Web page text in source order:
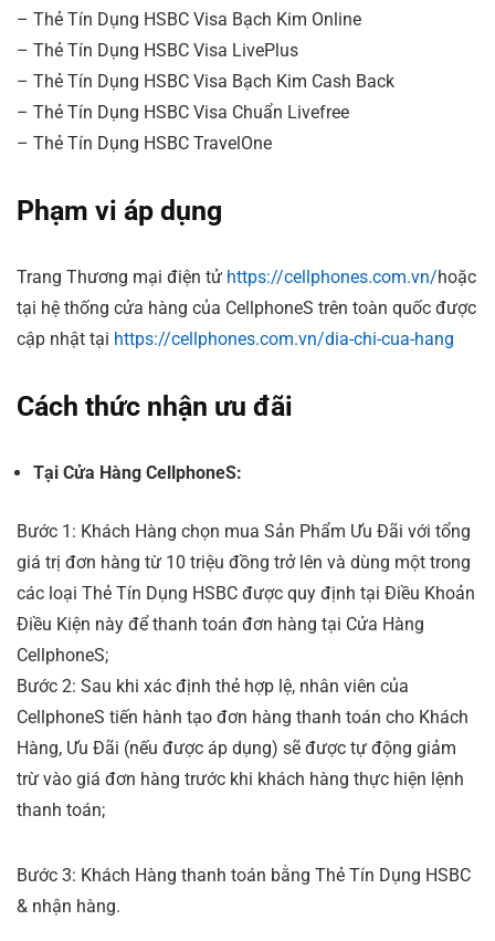
– Thẻ Tín Dụng HSBC Visa Bạch Kim Online
– Thẻ Tín Dụng HSBC Visa LivePlus
– Thẻ Tín Dụng HSBC Visa Bạch Kim Cash Back
– Thẻ Tín Dụng HSBC Visa Chuẩn Livefree
– Thẻ Tín Dụng HSBC TravelOne
Phạm vi áp dụng
Trang Thương mại điện tử https://cellphones.com.vn/hoặc
tại hệ thống cửa hàng của CellphoneS trên toàn quốc được
cập nhật tại https://cellphones.com.vn/dia-chi-cua-hang
Cách thức nhận ưu đãi
Tại Cửa Hàng CellphoneS:
Bước 1: Khách Hàng chọn mua Sản Phẩm Ưu Đãi với tổng
giá trị đơn hàng từ 10 triệu đồng trở lên và dùng một trong
các loại Thẻ Tín Dụng HSBC được quy định tại Điều Khoản
Điều Kiện này để thanh toán đơn hàng tại Cửa Hàng
CellphoneS;
Bước 2: Sau khi xác định thẻ hợp lệ, nhân viên của
CellphoneS tiến hành tạo đơn hàng thanh toán cho Khách
Hàng, Ưu Đãi (nếu được áp dụng) sẽ được tự động giảm
trừ vào giá đơn hàng trước khi khách hàng thực hiện lệnh
thanh toán;
Bước 3: Khách Hàng thanh toán bằng Thẻ Tín Dụng HSBC
& nhận hàng.